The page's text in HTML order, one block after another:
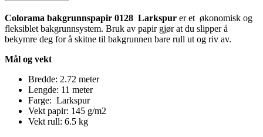
Colorama bakgrunnspapir 0128 Larkspur er et økonomisk og
fleksiblet bakgrunnsystem. Bruk av papir gjør at du slipper å
bekymre deg for å skitne til bakgrunnen bare rull ut og riv av.
Mål og vekt
Bredde: 2.72 meter
Lengde: 11 meter
Farge: Larkspur
Vekt papir: 145 g/m2
Vekt rull: 6.5 kg